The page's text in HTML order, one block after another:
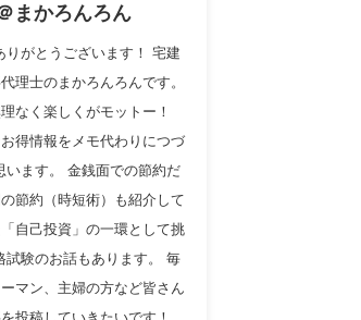
まかろんろん
りがとうございます！ 宅建
理士のまかろんろんです。
なく楽しくがモットー！
得情報をメモ代わりにつづ
います。 金銭面での節約だ
節約（時短術）も紹介して
自己投資」の一環として挑
試験のお話もあります。 毎
マン、主婦の方など皆さん